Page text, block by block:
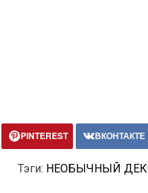
PINTEREST ВКОНТАКТЕ
Тэги: НЕОБЫЧНЫЙ